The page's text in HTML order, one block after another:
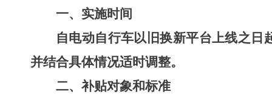
一、实施时间
自电动自行车以旧换新平台上线之日
并结合具体情况适时调整。
二、 补贴对象和标准